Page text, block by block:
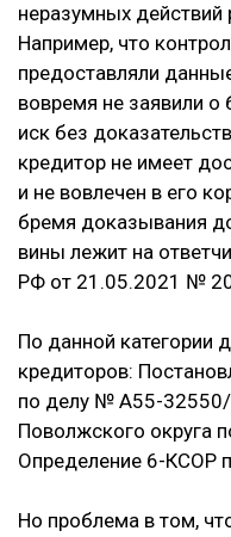
неразумных действий
Например, что
предоставляли
вовремя не заявили о
иск без
кредитор не имеет
и не вовлечен в его
бремя доказывания
вины лежит на
РФ от 21.05.2021 №
По данной категории
кредиторов:
по делу № А55-
Поволжского округа
Определение 6-КСОР
Но проблема в том,